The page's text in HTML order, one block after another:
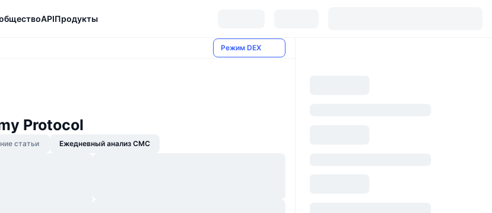
APIПродукты
Режим DEX
Protocol
статьи Ежедневный анализ CMC